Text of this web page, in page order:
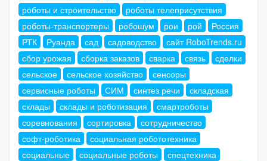
роботы и строительство
роботы телеприсутствия
роботы-транспортеры
робошум рои рой
Россия
РТК
Руанда сад садоводство
сайт RoboTrends.ru
сбор урожая
сборка заказов сварка связь
сделки
сельское
сельское хозяйство
сенсоры
сервисные роботы
СИМ синтез речи
складская
склады
склады и роботизация
смартроботы
соревнования
сортировка
сотрудничество
софт-роботика
социальная робототехника
социальные
социальные роботы
спецтехника